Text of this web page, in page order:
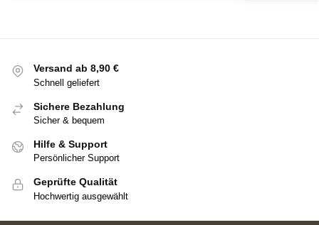
Versand ab 8,90 €
Schnell geliefert
Sichere Bezahlung
Sicher & bequem
Hilfe & Support
Persönlicher Support
Geprüfte Qualität
Hochwertig ausgewählt